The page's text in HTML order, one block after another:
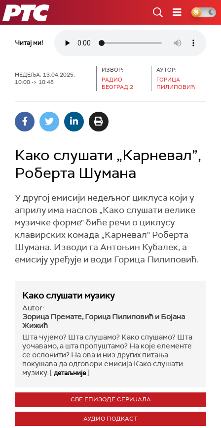
РТС
Читај ми!
НЕДЕЉА, 13.04.2025,
10:00 -> 10:48
ИЗВОР:
РАДИО
БЕОГРАД 2
АУТОР:
ГОРИЦА
ПИЛИПОВИЋ
Како слушати „Карневал”,
Роберта Шумана
У другој емисији недељног циклуса који у
априлу има наслов „Како слушати велике
музичке форме" биће речи о циклусу
клавирских комада „Карневал" Роберта
Шумана. Изводи га Антоњин Кубалек, а
емисију уређује и води Горица Пилиповић.
Како слушати музику
Autor:
Зорица Премате, Горица Пилиповић и Бојана
Жижић
Шта чујемо? Шта слушамо? Како слушамо? Шта
уочавамо, а шта пропуштамо? На које елементе
се ослонити? На ова и низ других питања
покушава да одговори емисија Како слушати
музику. [детаљније]
СВЕ ЕПИЗОДЕ СЕРИЈАЛА
АУДИО ПОДКАСТ